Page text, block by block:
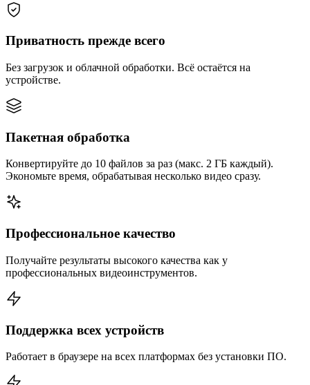
Приватность прежде всего
Без загрузок и облачной обработки. Всё остаётся на
устройстве.
Пакетная обработка
Конвертируйте до 10 файлов за раз (макс. 2 ГБ каждый).
Экономьте время, обрабатывая несколько видео сразу.
Профессиональное качество
Получайте результаты высокого качества как у
профессиональных видеоинструментов.
Поддержка всех устройств
Работает в браузере на всех платформах без установки ПО.